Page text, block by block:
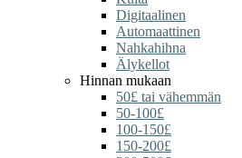
Digitaalinen
Automaattinen
Nahkahihna
Älykellot
Hinnan mukaan
50£ tai vähemmän
50-100£
100-150£
150-200£